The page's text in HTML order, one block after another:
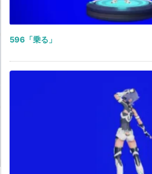
596「乗る」